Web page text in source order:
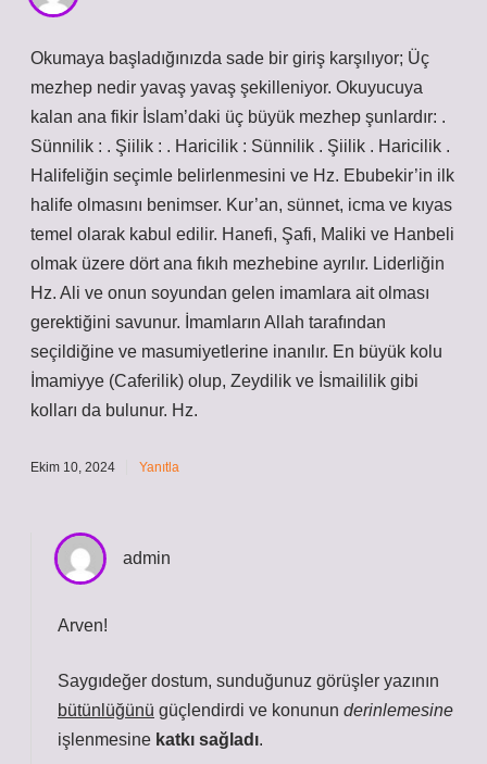
Okumaya başladığınızda sade bir giriş karşılıyor; Üç
mezhep nedir yavaş yavaş şekilleniyor. Okuyucuya
kalan ana fikir İslam’daki üç büyük mezhep şunlardır: .
Sünnilik : . Şiilik : . Haricilik : Sünnilik . Şiilik . Haricilik .
Halifeliğin seçimle belirlenmesini ve Hz. Ebubekir’in ilk
halife olmasını benimser. Kur’an, sünnet, icma ve kıyas
temel olarak kabul edilir. Hanefi, Şafi, Maliki ve Hanbeli
olmak üzere dört ana fıkıh mezhebine ayrılır. Liderliğin
Hz. Ali ve onun soyundan gelen imamlara ait olması
gerektiğini savunur. İmamların Allah tarafından
seçildiğine ve masumiyetlerine inanılır. En büyük kolu
İmamiyye (Caferilik) olup, Zeydilik ve İsmaililik gibi
kolları da bulunur. Hz.
Ekim 10, 2024 Yanıtla
admin
Arven!
Saygıdeğer dostum, sunduğunuz görüşler yazının
bütünlüğünü güçlendirdi ve konunun derinlemesine
işlenmesine katkı sağladı.